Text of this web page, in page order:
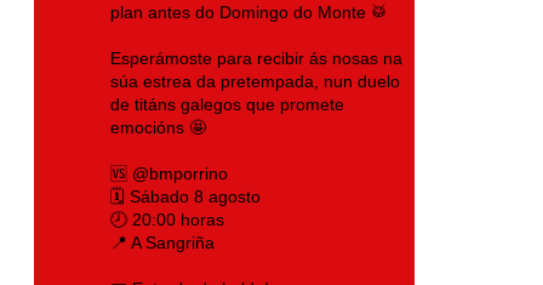
plan antes do Domingo do Monte 🥁
Esperámoste para recibir ás nosas na
súa estrea da pretempada, nun duelo
de titáns galegos que promete
emocións 🤩
🆚 @bmporrino
🗓️ Sábado 8 agosto
🕗 20:00 horas
📍 A Sangriña